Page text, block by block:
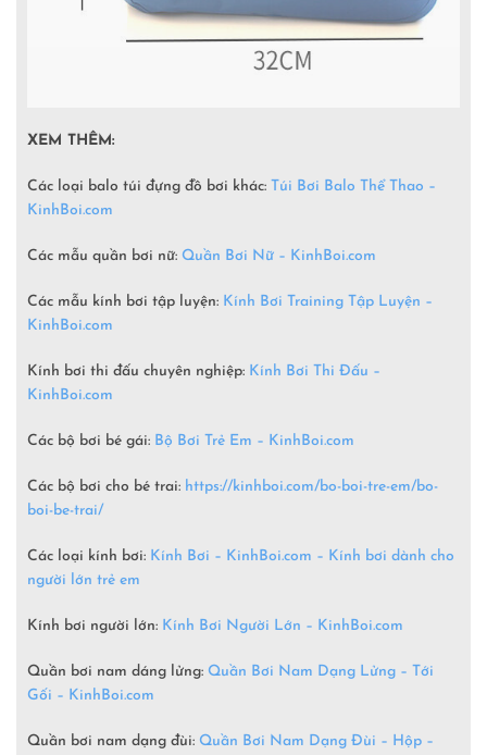
XEM THÊM:
Các loại balo túi đựng đồ bơi khác: Túi Bơi Balo Thể Thao –
KinhBoi.com
Các mẫu quần bơi nữ: Quần Bơi Nữ – KinhBoi.com
Các mẫu kính bơi tập luyện: Kính Bơi Training Tập Luyện –
KinhBoi.com
Kính bơi thi đấu chuyên nghiệp: Kính Bơi Thi Đấu –
KinhBoi.com
Các bộ bơi bé gái: Bộ Bơi Trẻ Em – KinhBoi.com
Các bộ bơi cho bé trai: https://kinhboi.com/bo-boi-tre-em/bo-
boi-be-trai/
Các loại kính bơi: Kính Bơi – KinhBoi.com – Kính bơi dành cho
người lớn trẻ em
Kính bơi người lớn: Kính Bơi Người Lớn – KinhBoi.com
Quần bơi nam dáng lửng: Quần Bơi Nam Dạng Lửng – Tới
Gối – KinhBoi.com
Quần bơi nam dạng đùi: Quần Bơi Nam Dạng Đùi – Hộp –